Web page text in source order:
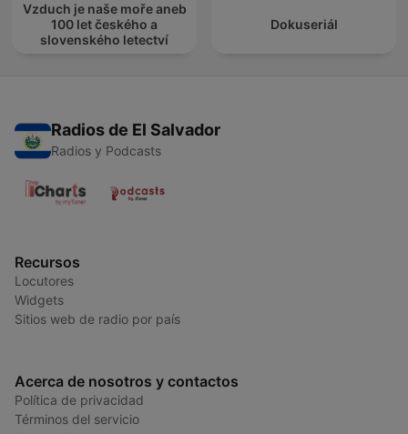
Vzduch je naše moře aneb
100 let českého a
slovenského letectví
Dokuseriál
Radios de El Salvador
Radios y Podcasts
Recursos
Locutores
Widgets
Sitios web de radio por país
Acerca de nosotros y contactos
Política de privacidad
Términos del servicio